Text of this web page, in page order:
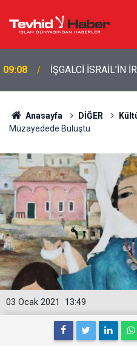
09:08 İŞGALCİ İSRAİL’İN
Anasayfa DİĞER
Müzayedede Buluştu
13:49
03 Ocak 2021